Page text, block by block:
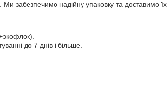
забезпечимо надійну упаковку та доставимо їх
до 7 днів і більше.